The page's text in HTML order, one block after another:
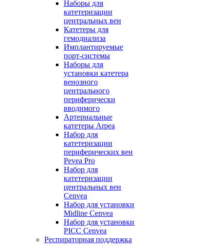
Наборы для
катетеризации
центральных вен
Катетеры для
гемодиализа
Имплантируемые
порт‑системы
Наборы для
установки катетера
венозного
центрального
периферически
вводимого
Артериальные
катетеры Arpea
Набор для
катетеризации
периферических вен
Pevea Pro
Набор для
катетеризации
центральных вен
Cenvea
Набор для установки
Midline Cenvea
Набор для установки
PICC Cenvea
Респираторная поддержка